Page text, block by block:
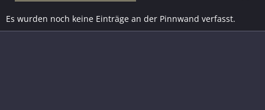
Es wurden noch keine Einträge an der Pinnwand verfasst.